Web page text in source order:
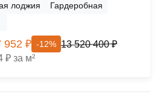
лоджия
Гардеробная
952 ₽ -12% 13 520 400 ₽
₽ за м²